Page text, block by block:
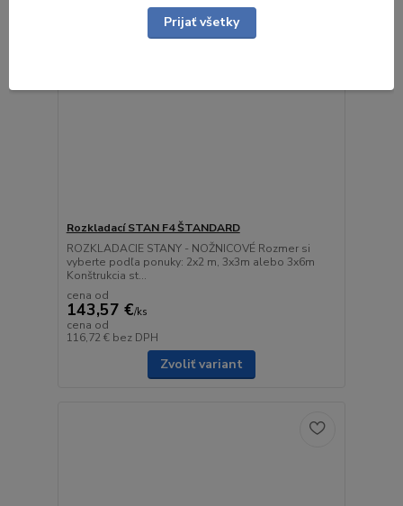
Rozkladací STAN F4 ŠTANDARD
ROZKLADACIE STANY - NOŽNICOVÉ Rozmer si
vyberte podľa ponuky: 2x2 m, 3x3m alebo 3x6m
Konštrukcia st...
cena od
143,57 €/ks
cena od
116,72 € bez DPH
Zvoliť variant
Prijať všetky